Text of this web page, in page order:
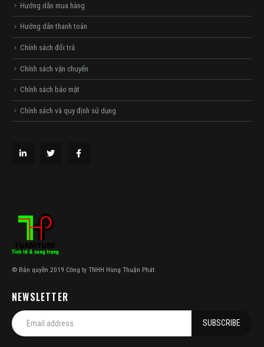
Hướng dẫn mua hàng
Hướng dẫn thanh toán
Chính sách đổi trả
Chính sách vận chuyển
Chính sách bảo mật
Chính sách và quy định sử dụng
© Bản quyền 2019 Công ty TNHH Hùng Thuận Phát.
NEWSLETTER